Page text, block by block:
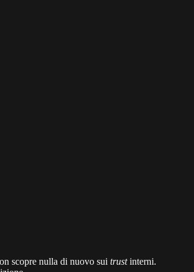
scopre nulla di nuovo sui trustinterni.